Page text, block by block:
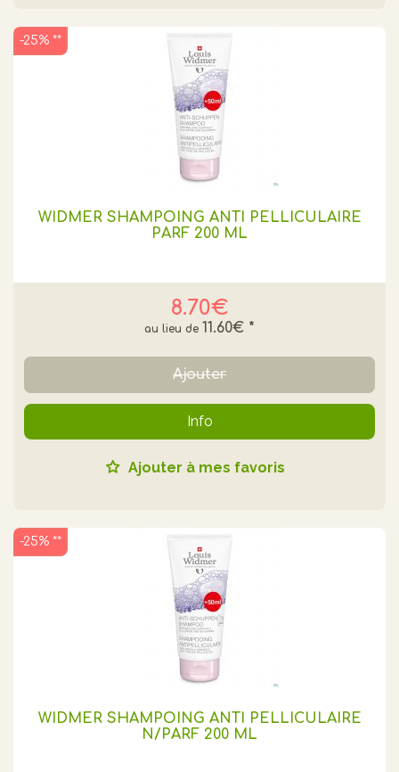
WIDMER SHAMPOING ANTI PELLICULAIRE
PARF 200 ML
8.70€
11.60€ *
-25% **
Ajouter
Info
Ajouter à mes favoris
WIDMER SHAMPOING ANTI PELLICULAIRE
N/PARF 200 ML
-25% **